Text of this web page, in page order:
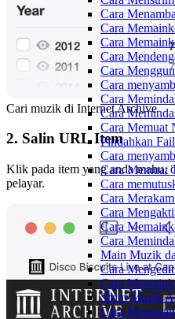
Cara
Cara
Cara
Cara
Cara
Cara
Cara
Cara
Cara Memuat
Pindahkan
Cara
Cara Memuat
Cara
Cara
Cara
Cara
Cara
Main Muzik
Cara
Cara
Strim Muzik
Cara
Cari muzik di Internet Archive
2. Salin URL Item
Klik pada item yang anda mahu,
pelayar.